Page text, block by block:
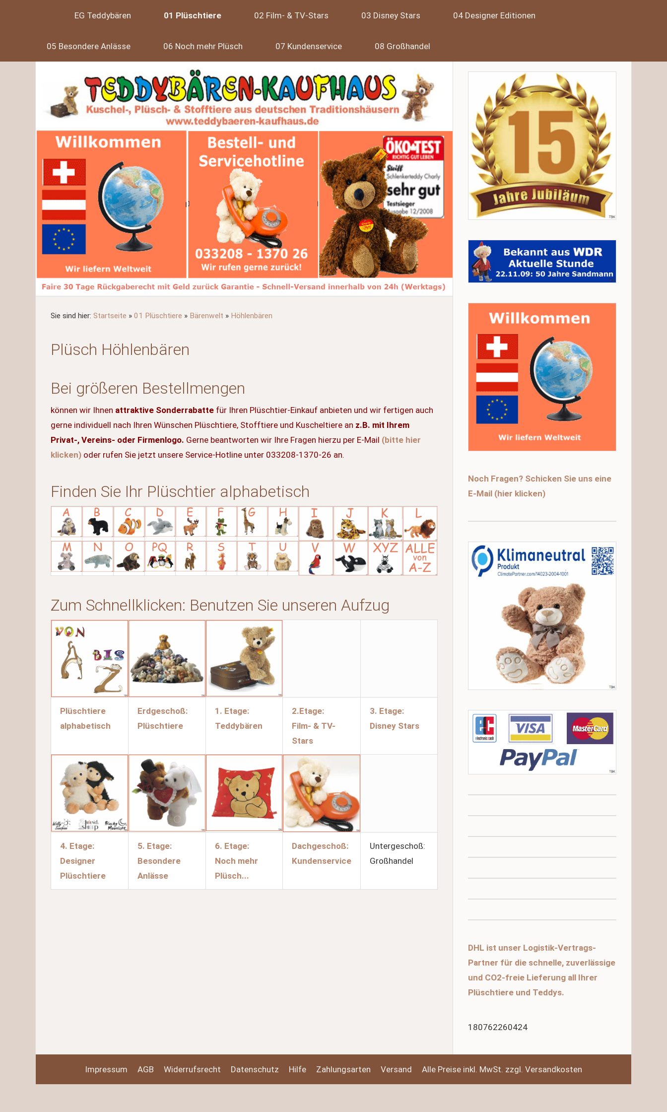
EG Teddybären 01 Plüschtiere 02 Film- & TV-Stars 03 Disney Stars 04 Designer Editionen
05 Besondere Anlässe 06 Noch mehr Plüsch 07 Kundenservice 08 Großhandel
Sie sind hier: Startseite » 01 Plüschtiere » Bärenwelt » Höhlenbären
Plüsch Höhlenbären
Bei größeren Bestellmengen
können wir Ihnen attraktive Sonderrabatte für Ihren Plüschtier-Einkauf anbieten und wir fertigen auch
gerne individuell nach Ihren Wünschen Plüschtiere, Stofftiere und Kuscheltiere an z.B. mit Ihrem
Privat-, Vereins- oder Firmenlogo. Gerne beantworten wir Ihre Fragen hierzu per E-Mail (bitte hier
klicken) oder rufen Sie jetzt unsere Service-Hotline unter 033208-1370-26 an.
Finden Sie Ihr Plüschtier alphabetisch
Zum Schnellklicken: Benutzen Sie unseren Aufzug
Plüschtiere
alphabetisch
Erdgeschoß:
Plüschtiere
1. Etage:
Teddybären
2.Etage:
Film- & TV-
Stars
3. Etage:
Disney Stars
4. Etage:
Designer
Plüschtiere
5. Etage:
Besondere
Anlässe
6. Etage:
Noch mehr
Plüsch...
Dachgeschoß:
Kundenservice
Untergeschoß:
Großhandel
Noch Fragen? Schicken Sie uns eine
E-Mail (hier klicken)
DHL ist unser Logistik-Vertrags-
Partner für die schnelle, zuverlässige
und CO2-freie Lieferung all Ihrer
Plüschtiere und Teddys.
180762260424
Impressum AGB Widerrufsrecht Datenschutz Hilfe Zahlungsarten Versand Alle Preise inkl. MwSt. zzgl. Versandkosten